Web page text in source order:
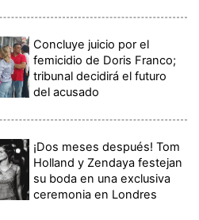
Concluye juicio por el
femicidio de Doris Franco;
tribunal decidirá el futuro
del acusado
¡Dos meses después! Tom
Holland y Zendaya festejan
su boda en una exclusiva
ceremonia en Londres